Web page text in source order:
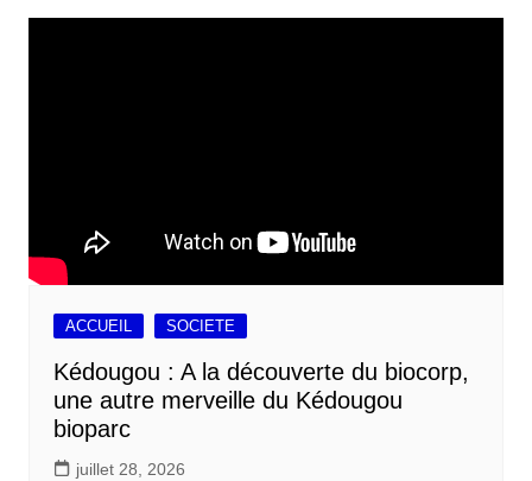
ACCUEIL SOCIETE
Kédougou : A la découverte du biocorp,
une autre merveille du Kédougou
bioparc
juillet 28, 2026